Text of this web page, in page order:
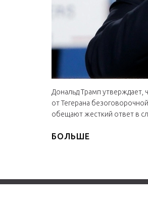
Дональд Трамп утверждает,
от Тегерана
обещают жесткий ответ в
БОЛЬШЕ